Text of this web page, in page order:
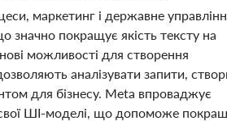
маркетинг і державне
значно покращує якість тексту на
можливості для створення
аналізувати запити,
для бізнесу. Meta впроваджує
свої ШІ-моделі, що допоможе